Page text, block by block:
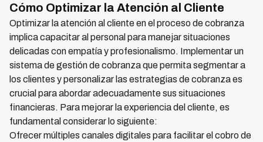
Cómo Optimizar la Atención al Cliente
Optimizar la atención al cliente en el proceso de cobranza
implica capacitar al personal para manejar situaciones
delicadas con empatía y profesionalismo. Implementar un
sistema de gestión de cobranza que permita segmentar a
los clientes y personalizar las estrategias de cobranza es
crucial para abordar adecuadamente sus situaciones
financieras. Para mejorar la experiencia del cliente, es
fundamental considerar lo siguiente:
Ofrecer múltiples canales digitales para facilitar el cobro de